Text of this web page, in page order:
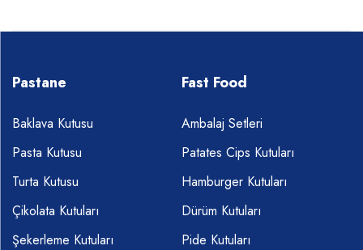
Pastane
Baklava Kutusu
Pasta Kutusu
Turta Kutusu
Çikolata Kutuları
Şekerleme Kutuları
Fast Food
Ambalaj Setleri
Patates Cips Kutuları
Hamburger Kutuları
Dürüm Kutuları
Pide Kutuları